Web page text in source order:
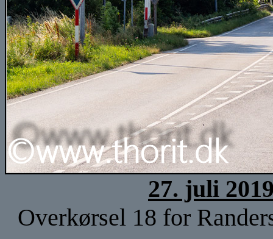
27. juli
Overkørsel 18 for